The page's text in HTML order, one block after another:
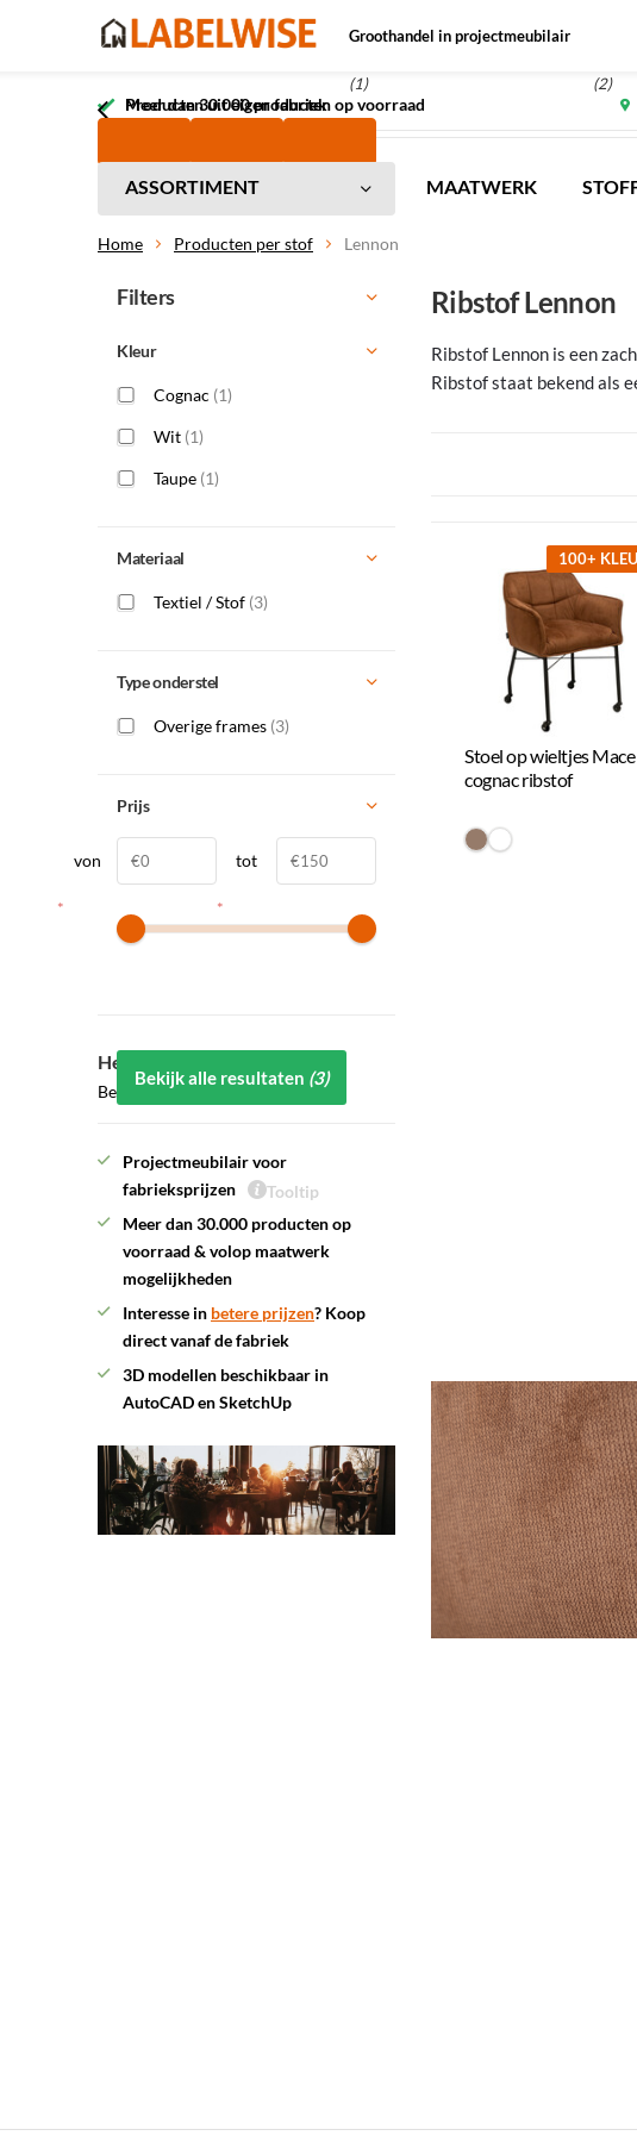
Groothandel in projectmeubilair
(1) (2)
Meer dan 30.000 producten op voorraad
Producten uit eigen fabriek
ASSORTIMENT MAATWERK
Home Producten per stof Lennon
Ribstof Lennon
Ribstof Lennon is een
Ribstof staat bekend als
Stoel op wieltjes Mace
cognac ribstof
100+
#967b6a
#FFFFFF
Filters
Kleur
Cognac (1)
Wit (1)
Taupe (1)
Materiaal
Textiel / Stof (3)
Type onderstel
Overige frames (3)
Prijs
von
*
tot
*
Bekijk alle resultaten (3)
Heeft u vragen?
Bel ons: 0591 - 547211
Projectmeubilair voor
fabrieksprijzen
Tooltip
Meer dan 30.000 producten op
voorraad & volop maatwerk
mogelijkheden
Interesse in betere prijzen? Koop
direct vanaf de fabriek
3D modellen beschikbaar in
AutoCAD en SketchUp